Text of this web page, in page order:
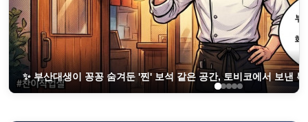
✨ 부산대생이 꽁꽁 숨겨둔 '찐' 보석 같은 공간, 토비코에서 보낸 특